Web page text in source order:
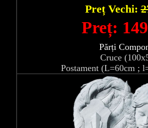
Preț Vechi:
Preț:
Părți
Cruce
Postament (L=60cm ;